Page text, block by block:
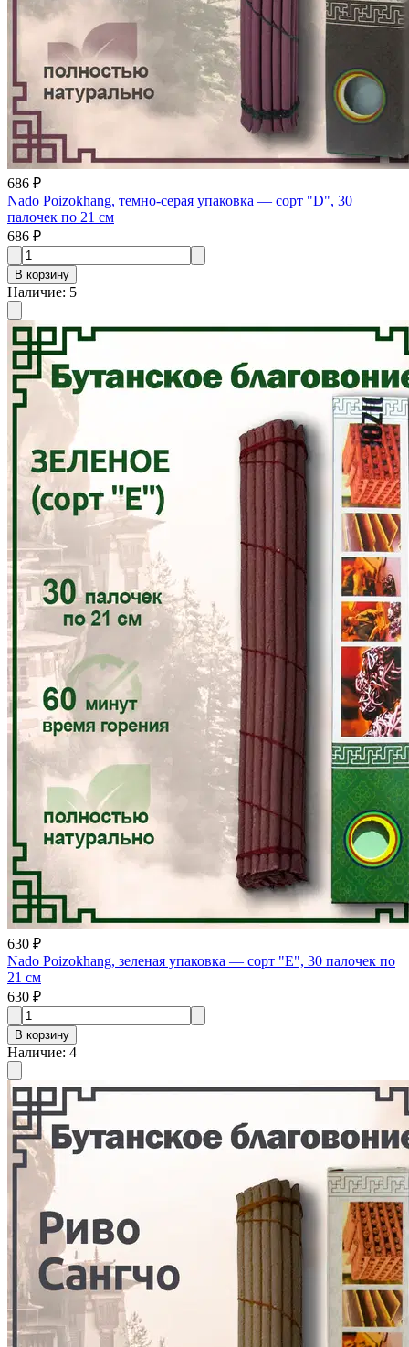
686 ₽
Nado Poizokhang, темно-серая упаковка — сорт "D", 30
палочек по 21 см
686 ₽
В корзину
Наличие: 5
630 ₽
Nado Poizokhang, зеленая упаковка — сорт "E", 30 палочек по
21 см
630 ₽
В корзину
Наличие: 4